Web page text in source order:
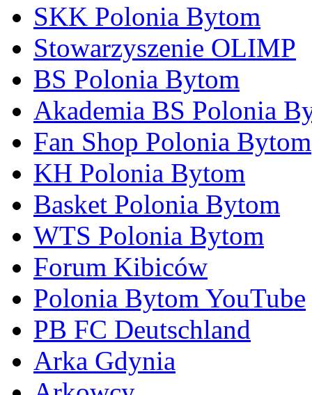
SKK Polonia Bytom
Stowarzyszenie OLIMP
BS Polonia Bytom
Akademia BS Polonia
Fan Shop Polonia Bytom
KH Polonia Bytom
Basket Polonia Bytom
WTS Polonia Bytom
Forum Kibiców
Polonia Bytom YouTube
PB FC Deutschland
Arka Gdynia